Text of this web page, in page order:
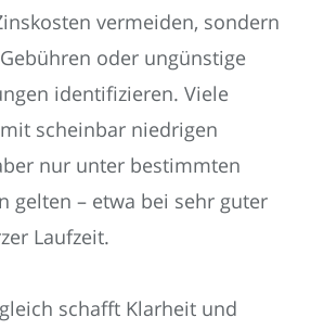
vermeiden, sondern
oder ungünstige
identifizieren. Viele
scheinbar niedrigen
nur unter bestimmten
gelten – etwa bei sehr guter
Laufzeit.
schafft Klarheit und